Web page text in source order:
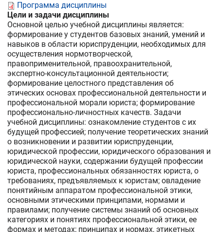
Программа дисциплины
Цели и задачи дисциплины
Основной целью учебной дисциплины является:
формирование у студентов базовых знаний, умений и
навыков в области юриспруденции, необходимых для
осуществления нормотворческой,
правоприменительной, правоохранительной,
экспертно-консультационной деятельности;
формирование целостного представления об
этических основах профессиональной деятельности и
профессиональной морали юриста; формирование
профессионально-личностных качеств. Задачи
учебной дисциплины: ознакомление студентов с их
будущей профессией; получение теоретических знаний
о возникновении и развитии юриспруденции,
юридической профессии, юридического образования и
юридической науки, содержании будущей профессии
юриста, профессиональных обязанностях юриста, о
требованиях, предъявляемых к юристам; овладение
понятийным аппаратом профессиональной этики,
основными этическими принципами, нормами и
правилами; получение системы знаний об основных
категориях и понятиях профессиональной этики, ее
формах и методах; принципах и нормах, этикетных